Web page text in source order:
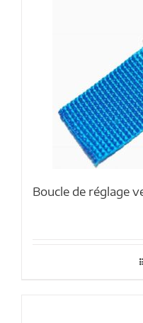
Boucle de réglage